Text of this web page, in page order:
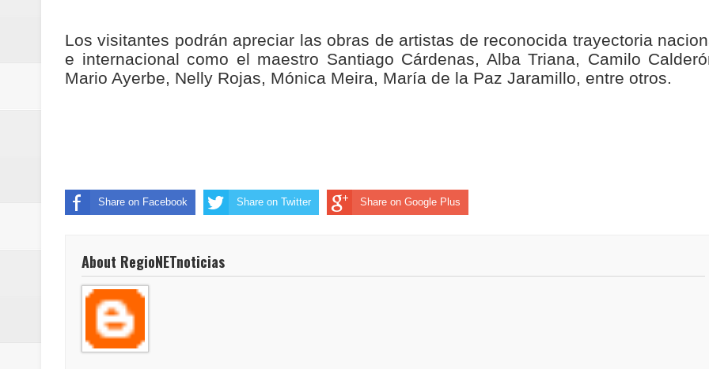
Regionetnoticias / En solo dos años y siete meses, la Fábrica de Licores del Tolima alcanzó el 94
transferencias prevista para los 4 años de gobierno
Los visitantes podrán apreciar las obras de artistas de reconocida trayectoria
e internacional como el maestro Santiago Cárdenas, Alba Triana, Camilo
Mario Ayerbe, Nelly Rojas, Mónica Meira, María de la Paz Jaramillo, entre otros.
Share on Facebook Share on Twitter Share on Google Plus
About RegioNETnoticias